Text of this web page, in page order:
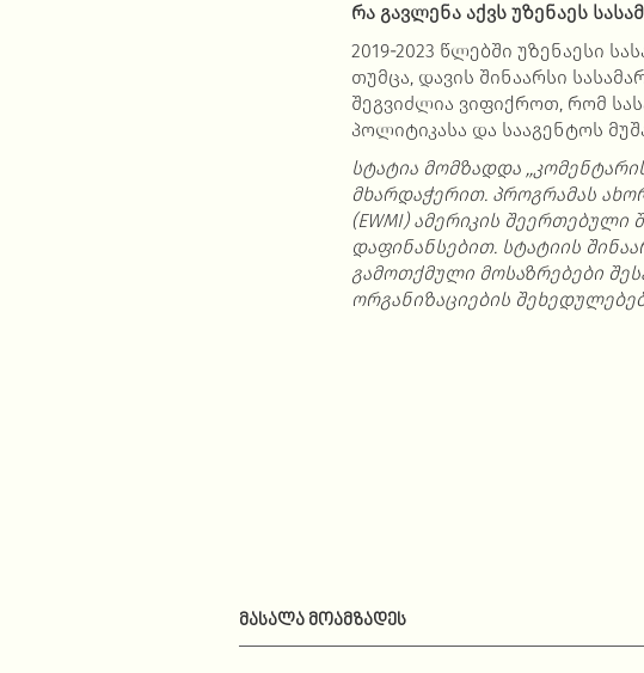
რა გავლენა აქვს უზენაეს
2019-2023 წლებში უზენაესი
თუმცა, დავის შინაარსი
შეგვიძლია ვიფიქროთ, რომ
პოლიტიკასა და სააგენტოს
სტატია მომზადდა ,,
მხარდაჭერით. პროგრამას
(EWMI) ამერიკის შეერთებული
დაფინანსებით. სტატიის
გამოთქმული მოსაზრებები
ორგანიზაციების
ᲛᲐᲡᲐᲚᲐ ᲛᲝᲐᲛᲖᲐᲓᲔᲡ